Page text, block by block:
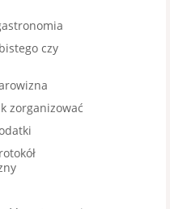
czy
zorganizować